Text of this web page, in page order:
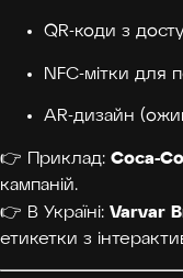
QR-коди з
NFC-мітки для
AR-дизайн
👉 Приклад: Coca-
кампаній.
👉 В Україні: Varvar
етикетки з